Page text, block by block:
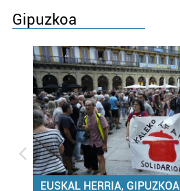
Gipuzkoa
EUSKAL HERRIA, GIPUZKOA